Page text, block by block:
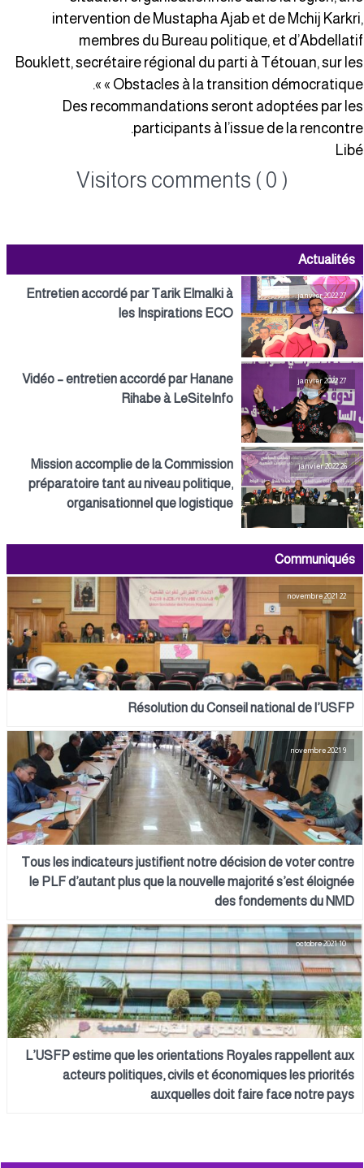
intervention de Mustapha Ajab et de Mchij
membres du Bureau politique, et
Bouklett, secrétaire régional du parti à Tétouan, sur
« Obstacles à la transition démocratique
Des recommandations seront adoptées par
participants à l’issue de la
Visitors comments ( 0 )
Actualités
27 janvier 2022
Entretien accordé par Tarik Elmalki à
les Inspirations ECO
27 janvier 2022
Vidéo – entretien accordé par Hanane
Rihabe à LeSiteInfo
26 janvier 2022
Mission accomplie de la Commission
préparatoire tant au niveau politique,
organisationnel que logistique
Communiqués
22 novembre 2021
Résolution du Conseil national de l’USFP
Tous les indicateurs justifient notre décision de voter contre
le PLF d’autant plus que la nouvelle majorité s’est éloignée
des fondements du NMD
10 octobre 2021
L’USFP estime que les orientations Royales rappellent aux
acteurs politiques, civils et économiques les priorités
auxquelles doit faire face notre pays